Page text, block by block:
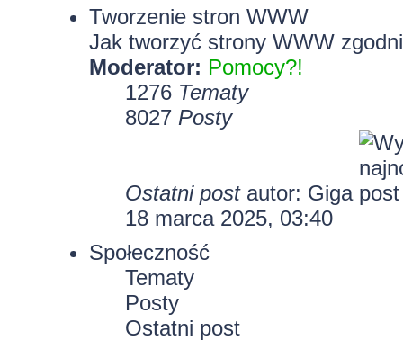
Tworzenie stron WWW
Jak tworzyć strony WWW
Moderator: Pomocy?!
1276 Tematy
8027 Posty
Ostatni postautor: Giga
18 marca 2025, 03:40
Społeczność
Tematy
Posty
Ostatni post